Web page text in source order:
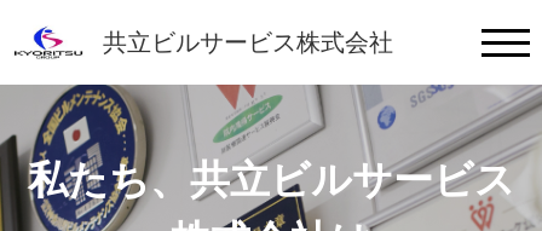
共立ビルサービス株式会社
ご 挨 拶
事 業 案 内
会 社 情 報
私たち、共立ビルサービス